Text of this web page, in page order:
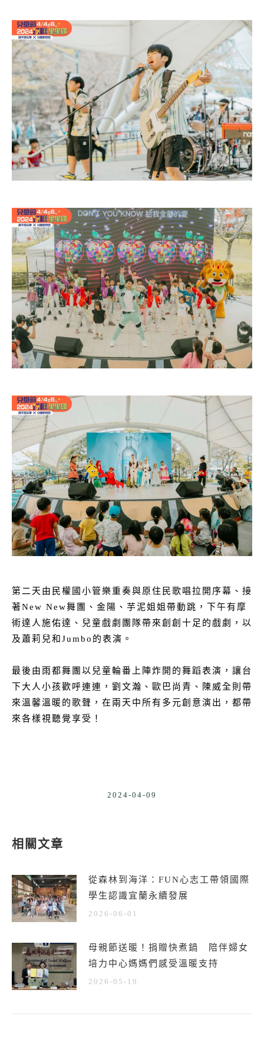
第二天由民權國小管樂重奏與原住民歌唱拉開序幕、接
著New New舞團、金陽、芋泥姐姐帶動跳，下午有摩
術達人施佑達、兒童戲劇團隊帶來創創十足的戲劇，以
及蕭莉兒和Jumbo的表演。
最後由雨都舞團以兒童輪番上陣炸開的舞蹈表演，讓台
下大人小孩歡呼連連，劉文瀚、歐巴尚青、陳威全則帶
來溫馨溫暖的歌聲，在兩天中所有多元創意演出，都帶
來各樣視聽覺享受！
2024-04-09
相關文章
從森林到海洋：FUN心志工帶領國際
學生認識宜蘭永續發展
2026-06-01
母親節送暖！捐贈快煮鍋 陪伴婦女
培力中心媽媽們感受溫暖支持
2026-05-19